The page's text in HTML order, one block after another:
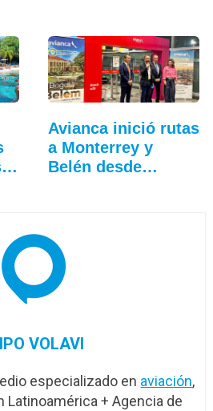
Avianca inició rutas
a Monterrey y
Belén desde
VOLAVI
especializado en aviación,
Latinoamérica + Agencia de